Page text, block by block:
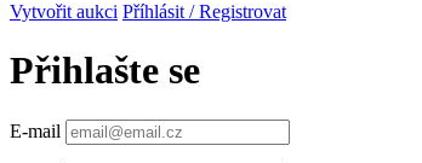
Vytvořit aukci Příhlásit / Registrovat
Přihlašte se
E-mail